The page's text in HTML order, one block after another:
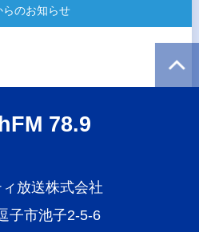
のお知らせ
78.9
放送株式会社
子市池子2-5-6